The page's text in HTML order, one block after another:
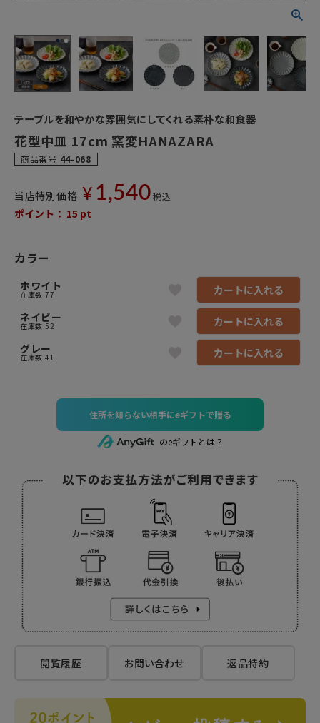
テーブルを和やかな雰囲気にしてくれる素朴な和食器
花型中皿 17cm 窯変HANAZARA
商品番号 44-068
当店特別価格 ¥ 1,540 税込
ポイント： 15 pt
カラー
ホワイト
在庫数 77
カートに入れる
ネイビー
在庫数 52
カートに入れる
グレー
在庫数 41 カートに入れる
住所を知らない相手にeギフトで贈る
のeギフトとは？
閲覧履歴 お問い合わせ 返品特約